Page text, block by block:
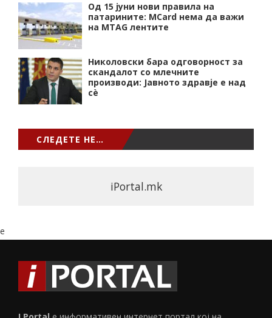
Од 15 јуни нови правила на
патарините: MCard нема да важи
на MTAG лентите
Николовски бара одговорност за
скандалот со млечните
производи: Јавното здравје е над
сѐ
СЛЕДЕТЕ НЕ…
iPortal.mk
e